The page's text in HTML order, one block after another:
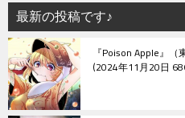
シ
ョ
ン
最新の投稿です♪
『Poison Apple』
2024年11月20日